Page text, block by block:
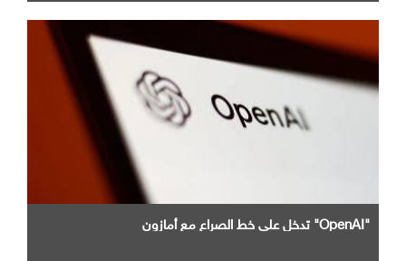
"OpenAI" تدخل علي خط الصراع مع أمازون